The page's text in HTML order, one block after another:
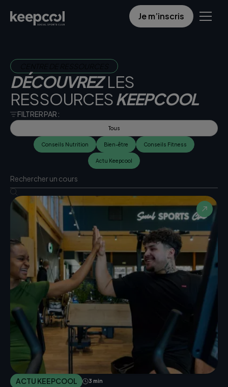
Je m’inscris
DÉCOUVREZLES
RESSOURCESKEEPCOOL
FILTRER PAR :
Tous
Conseils Nutrition Bien-être Conseils Fitness
Actu Keepcool
ACTU KEEPCOOL 3 min